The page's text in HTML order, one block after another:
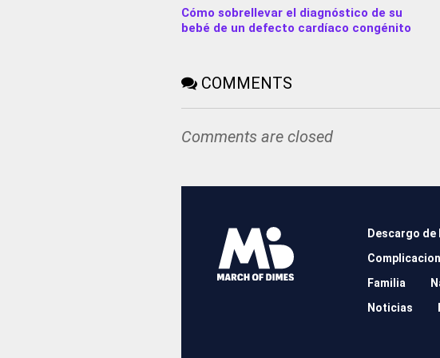
Cómo sobrellevar el diagnóstico de su
bebé de un defecto cardíaco congénito
COMMENTS
Comments are closed
Descargo de
Familia
Noticias